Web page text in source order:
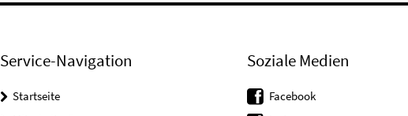
Service-Navigation
Startseite
Soziale Medien
Facebook